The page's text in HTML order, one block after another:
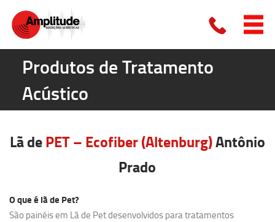
Produtos de Tratamento
Acústico
Lã dePET – Ecofiber (Altenburg)Antônio
Prado
O que é lã de Pet?
São painéis em Lã de Pet desenvolvidos para tratamentos